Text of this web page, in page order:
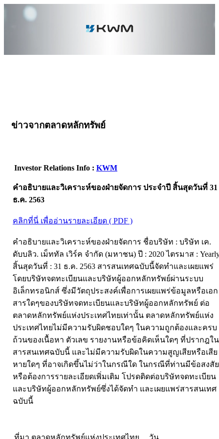
ข่าวจากตลาดหลักทรัพย์
Investor Relations Info : KWM
คำอธิบายและวิเคราะห์ของฝ่ายจัดการ ประจำปี สิ้นสุดวันที่ 31
ธ.ค. 2563
คลิกที่นี่ เพื่ออ่านรายละเอียด ( PDF )
คำอธิบายและวิเคราะห์ของฝ่ายจัดการ ชื่อบริษัท : บริษัท เค.
ดับบลิว. เม็ททัล เวิร์ค จำกัด (มหาชน) ปี : 2020 ไตรมาส :
สิ้นสุดวันที่ : 31 ธ.ค. 2563 สารสนเทศฉบับนี้จัดทำและเผยแพร่
โดยบริษัทจดทะเบียนและบริษัทผู้ออกหลักทรัพย์ผ่านระบบ
อิเล็กทรอนิกส์ ซึ่งมีวัตถุประสงค์เพื่อการเผยแพร่ข้อมูลหรือเอก
สารใดๆของบริษัทจดทะเบียนและบริษัทผู้ออกหลักทรัพย์ ต่อ
ตลาดหลักทรัพย์แห่งประเทศไทยเท่านั้น ตลาดหลักทรัพย์แห่ง
ประเทศไทยไม่มีความรับผิดชอบใดๆ ในความถูกต้องและครบ
ถ้วนของเนื้อหา ตัวเลข รายงานหรือข้อคิดเห็นใดๆ ที่ปรากฎใน
สารสนเทศฉบับนี้ และไม่มีความรับผิดในความสูญเสียหรือเสีย
หายใดๆ ที่อาจเกิดขึ้นไม่ว่าในกรณีใด ในกรณีที่ท่านมีข้อสงสัย
หรือต้องการรายละเอียดเพิ่มเติม โปรดติดต่อบริษัทจดทะเบียน
และบริษัทผู้ออกหลักทรัพย์ซึ่งได้จัดทำ และเผยแพร่สารสนเทศ
ฉบับนี้